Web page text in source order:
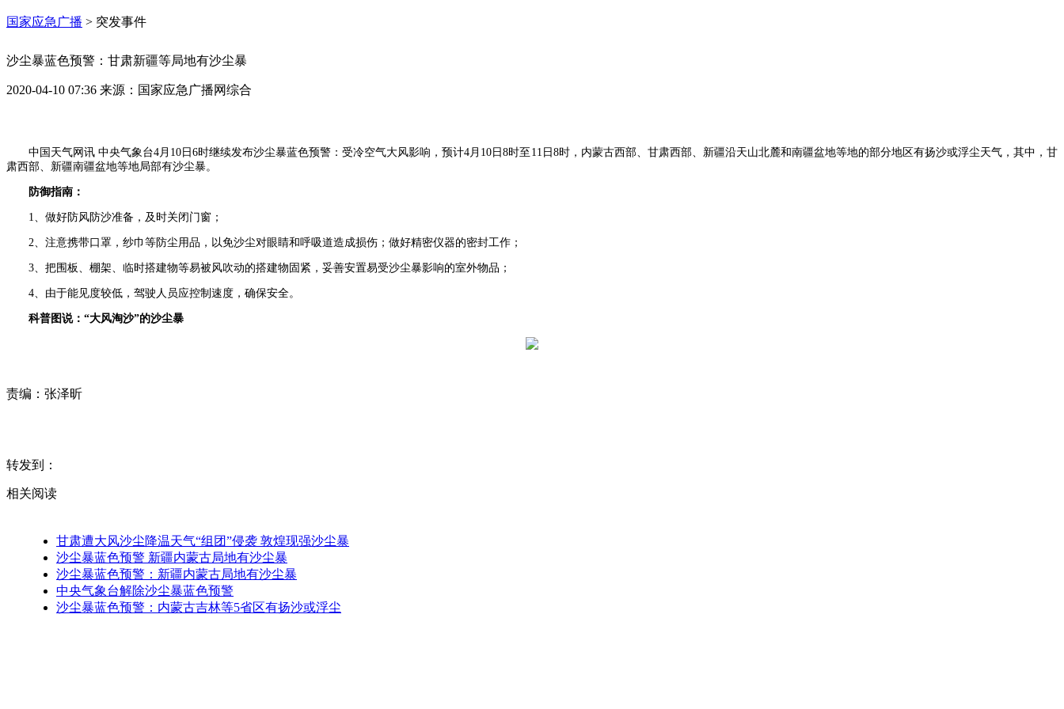
国家应急广播 > 突发事件
沙尘暴蓝色预警：甘肃新疆等局地有沙尘暴
2020-04-10 07:36 来源： 国家应急广播网综合
中国天气网讯 中央气象台4月10日6时继续发布沙尘暴蓝色预警：受冷空气大风影响，预计4月10日8时至11日8时，内蒙古西部、甘肃西部、新疆沿天山北麓和南疆盆地等地的部分地区有扬沙或浮尘天气，其中，甘
肃西部、新疆南疆盆地等地局部有沙尘暴。
防御指南：
1、做好防风防沙准备，及时关闭门窗；
2、注意携带口罩，纱巾等防尘用品，以免沙尘对眼睛和呼吸道造成损伤；做好精密仪器的密封工作；
3、把围板、棚架、临时搭建物等易被风吹动的搭建物固紧，妥善安置易受沙尘暴影响的室外物品；
4、由于能见度较低，驾驶人员应控制速度，确保安全。
科普图说：“大风淘沙”的沙尘暴
责编： 张泽昕
转发到：
相关阅读
甘肃遭大风沙尘降温天气“组团”侵袭 敦煌现强沙尘暴
沙尘暴蓝色预警 新疆内蒙古局地有沙尘暴
沙尘暴蓝色预警：新疆内蒙古局地有沙尘暴
中央气象台解除沙尘暴蓝色预警
沙尘暴蓝色预警：内蒙古吉林等5省区有扬沙或浮尘